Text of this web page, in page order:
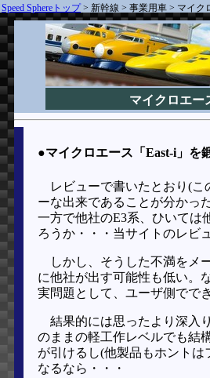
Speed Sphereトップ> 新幹線 > 事業用車 > マイク
マイクロエー
●マイクロエース「East-i」を
レビューで書いたとおり(
ーな出来であることが分かっ
一方で他社のE3系、ひいては
ろうか・・・当サイトのレビ
しかし、そうした不満をメ
に他社が出す可能性も低い。
実問題として、ユーザ側でで
結果的には思ったより深入
のままの軽工作レベルでも結
が引けるし(他製品もホント
なるなら・・・